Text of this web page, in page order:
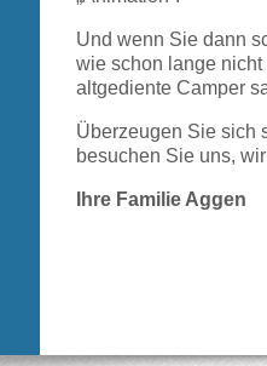
Und wenn Sie dann
wie schon lange
altgediente Camper
Überzeugen Sie sich
besuchen Sie uns,
Ihre Familie Aggen